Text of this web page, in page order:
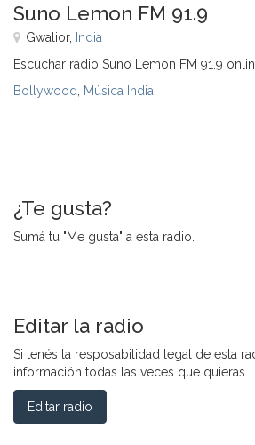
Suno Lemon FM 91.9
Gwalior, India
Escuchar radio Suno Lemon FM 91.9
Bollywood Música India
¿Te gusta?
Sumá tu "Me gusta" a esta radio.
Editar la radio
Si tenés la resposabilidad legal de esta
información todas las veces que quieras.
Editar radio